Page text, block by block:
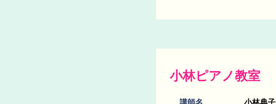
小林ピアノ教室
講師名 小林典子